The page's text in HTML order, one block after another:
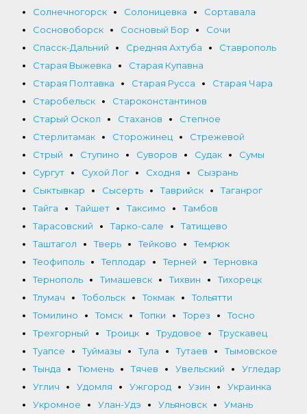
Солнечногорск
Солоницевка
Сортавала
Сосновоборск
Сосновый Бор
Сочи
Спасск-Дальний
Средняя Ахтуба
Ставрополь
Старая Выжевка
Старая Купавна
Старая Полтавка
Старая Русса
Старая Чара
Старобельск
Староконстантинов
Старый Оскол
Стаханов
Степное
Стерлитамак
Сторожинец
Стрежевой
Стрый
Ступино Суворов Судак
Сумы
Сургут
Сухой Лог Сходня
Сызрань
Сыктывкар
Сысерть Таврийск
Таганрог
Тайга
Тайшет Таксимо
Тамбов
Тарасовский
Тарко-сале
Татищево
Таштагол
Тверь Тейково
Темрюк
Теофиполь
Теплодар Терней
Терновка
Тернополь
Тимашевск Тихвин
Тихорецк
Тлумач
Тобольск Токмак
Тольятти
Томилино
Томск Топки Торез
Тосно
Трехгорный
Троицк Трудовое
Трускавец
Туапсе
Туймазы Тула Тутаев
Тымовское
Тында
Тюмень Тячев Увельский
Угледар
Углич
Удомля Ужгород Узин
Украинка
Укромное
Улан-Удэ Ульяновск
Умань